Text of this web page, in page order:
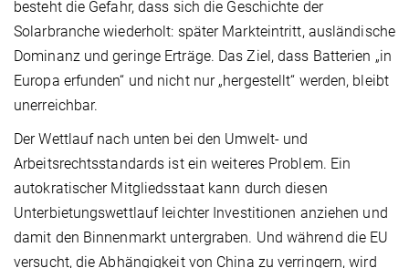
besteht die Gefahr, dass sich die Geschichte der
Solarbranche wiederholt: später Markteintritt, ausländische
Dominanz und geringe Erträge. Das Ziel, dass Batterien „in
Europa erfunden“ und nicht nur „hergestellt“ werden, bleibt
unerreichbar.
Der Wettlauf nach unten bei den Umwelt- und
Arbeitsrechtsstandards ist ein weiteres Problem. Ein
autokratischer Mitgliedsstaat kann durch diesen
Unterbietungswettlauf leichter Investitionen anziehen und
damit den Binnenmarkt untergraben. Und während die EU
versucht, die Abhängigkeit von China zu verringern, wird